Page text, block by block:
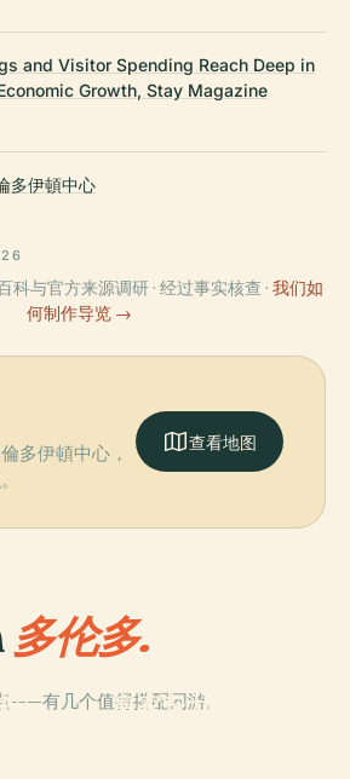
and Visitor Spending Reach Deep in
Growth, Stay Magazine
伊頓中心
与官方来源调研 · 经过事实核查 · 我们如
何制作导览 →
多伊頓中心，
查看地图
多伦多.
——有几个值得搭配同游。
皇家安大略博物